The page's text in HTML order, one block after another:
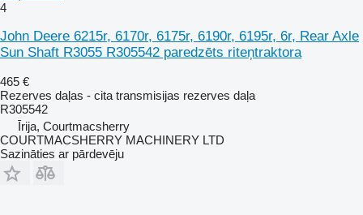
4
John Deere 6215r, 6170r, 6175r, 6190r, 6195r, 6r, Rear Axle
Sun Shaft R3055 R305542 paredzēts riteņtraktora
465 €
Rezerves daļas - cita transmisijas rezerves daļa
R305542
Īrija, Courtmacsherry
COURTMACSHERRY MACHINERY LTD
Sazināties ar pārdevēju